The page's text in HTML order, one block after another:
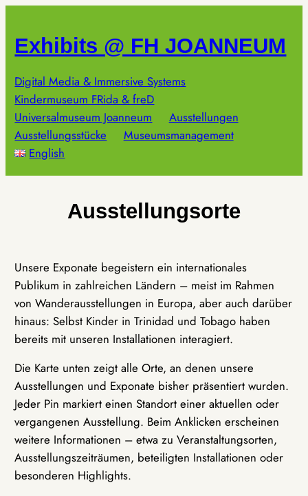
springen
Exhibits @ FH JOANNEUM
Digital Media & Immersive Systems
Kindermuseum FRida & freD
Universalmuseum Joanneum
Ausstellungen
Ausstellungsstücke
Museumsmanagement
English
Ausstellungsorte
Unsere Exponate begeistern ein internationales
Publikum in zahlreichen Ländern – meist im Rahmen
von Wanderausstellungen in Europa, aber auch darüber
hinaus: Selbst Kinder in Trinidad und Tobago haben
bereits mit unseren Installationen interagiert.
Die Karte unten zeigt alle Orte, an denen unsere
Ausstellungen und Exponate bisher präsentiert wurden.
Jeder Pin markiert einen Standort einer aktuellen oder
vergangenen Ausstellung. Beim Anklicken erscheinen
weitere Informationen – etwa zu Veranstaltungsorten,
Ausstellungszeiträumen, beteiligten Installationen oder
besonderen Highlights.